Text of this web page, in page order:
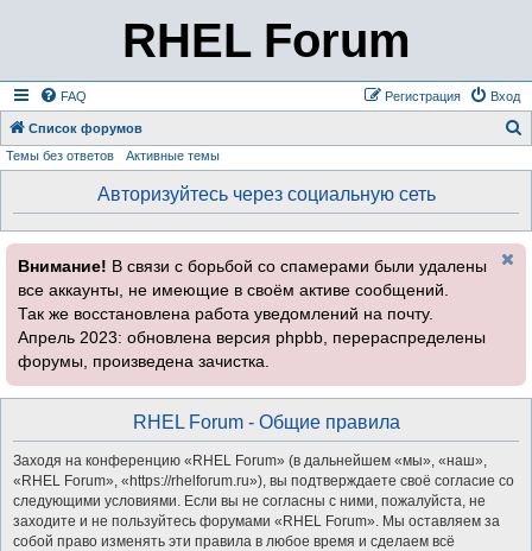
RHEL Forum
FAQ Вход
Регистрация
Список форумов
Темы без ответов Активные темы
Авторизуйтесь через социальную сеть
Внимание! В связи с борьбой со спамерами были удалены
все аккаунты, не имеющие в своём активе сообщений.
Так же восстановлена работа уведомлений на почту.
Апрель 2023: обновлена версия phpbb, перераспределены
форумы, произведена зачистка.
RHEL Forum - Общие правила
Заходя на конференцию «RHEL Forum» (в дальнейшем «мы», «наш»,
«RHEL Forum», «https://rhelforum.ru»), вы подтверждаете своё согласие со
следующими условиями. Если вы не согласны с ними, пожалуйста, не
заходите и не пользуйтесь форумами «RHEL Forum». Мы оставляем за
собой право изменять эти правила в любое время и сделаем всё